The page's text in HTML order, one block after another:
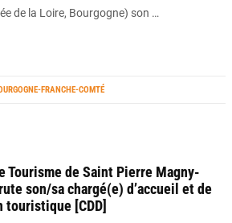
de la Loire, Bourgogne) son …
FRANCHE-COMTÉ
Tourisme de Saint Pierre Magny-
son/sa chargé(e) d’accueil et de
touristique [CDD]